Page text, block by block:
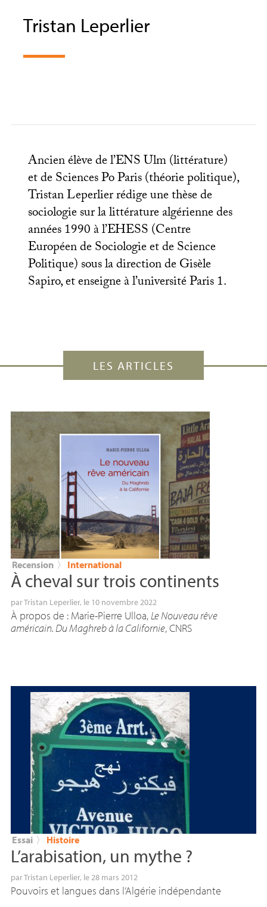
Tristan Leperlier
Ancien élève de l’ENSUlm (littérature)
et de Sciences Po Paris (théorie politique),
Tristan Leperlier rédige une thèse de
sociologie sur la littérature algérienne des
années 1990 à l’EHESS(Centre
Européen de Sociologie et de Science
Politique) sous la direction de Gisèle
Sapiro, et enseigne à l’université Paris 1.
LES ARTICLES
Recension 〉 International
À cheval sur trois continents
parTristan Leperlier, le 10 novembre 2022
À propos de : Marie-Pierre Ulloa,Le Nouveau rêve
américain. Du Maghreb à la Californie,CNRS
Essai 〉 Histoire
L’arabisation, un mythe ?
parTristan Leperlier, le 28 mars 2012
Pouvoirs et langues dans l’Algérie indépendante